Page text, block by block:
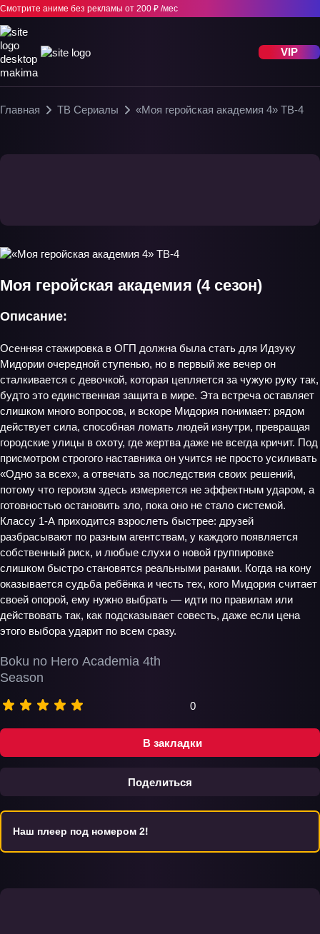
Смотрите аниме без рекламы от 200 ₽ /мес
VIP
Главная ТВ Сериалы «Моя геройская академия 4» ТВ-4
В закладки
Поделиться
Моя геройская академия (4 сезон)
Boku no Hero Academia 4th
Season
0
Описание:
Осенняя стажировка в ОГП должна была стать для Идзуку
Мидории очередной ступенью, но в первый же вечер он
сталкивается с девочкой, которая цепляется за чужую руку так,
будто это единственная защита в мире. Эта встреча оставляет
слишком много вопросов, и вскоре Мидория понимает: рядом
действует сила, способная ломать людей изнутри, превращая
городские улицы в охоту, где жертва даже не всегда кричит. Под
присмотром строгого наставника он учится не просто усиливать
«Одно за всех», а отвечать за последствия своих решений,
потому что героизм здесь измеряется не эффектным ударом, а
готовностью остановить зло, пока оно не стало системой.
Классу 1‑А приходится взрослеть быстрее: друзей
разбрасывают по разным агентствам, у каждого появляется
собственный риск, и любые слухи о новой группировке
слишком быстро становятся реальными ранами. Когда на кону
оказывается судьба ребёнка и честь тех, кого Мидория считает
своей опорой, ему нужно выбрать — идти по правилам или
действовать так, как подсказывает совесть, даже если цена
этого выбора ударит по всем сразу.
Наш плеер под номером 2!